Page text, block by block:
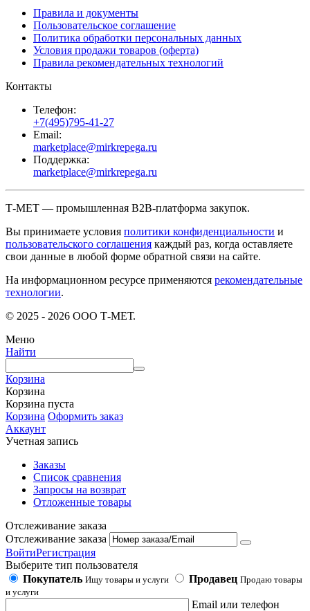
Правила и документы
Пользовательское соглашение
Политика обработки персональных данных
Условия продажи товаров (оферта)
Правила рекомендательных технологий
Контакты
Телефон:
+7(495)795-41-27
Email:
marketplace@mirkrepega.ru
Поддержка:
marketplace@mirkrepega.ru
Т-МЕТ — промышленная B2B-платформа закупок.
Вы принимаете условия политики конфиденциальности и
пользовательского соглашения каждый раз, когда оставляете
свои данные в любой форме обратной связи на сайте.
На информационном ресурсе применяются рекомендательные
технологии.
© 2025 - 2026 ООО Т-МЕТ.
Меню
Найти
Корзина
Корзина
Корзина пуста
Корзина Оформить заказ
Аккаунт
Учетная запись
Заказы
Список сравнения
Запросы на возврат
Отложенные товары
Отслеживание заказа
Отслеживание заказа
ВойтиРегистрация
Выберите тип пользователя
Покупатель Ищу товары и услуги Продавец Продаю товары
и услуги
Email или телефон